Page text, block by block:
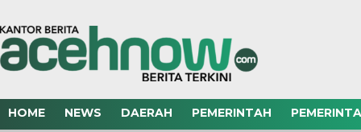
HOME NEWS DAERAH PEMERINTAH